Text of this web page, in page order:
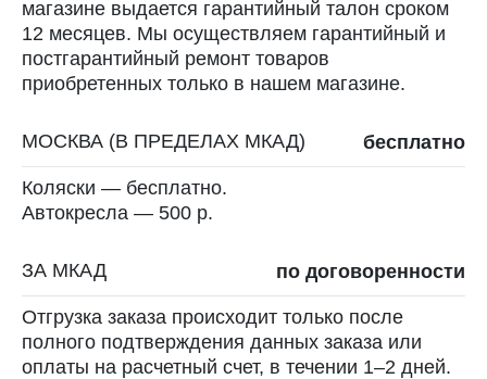
магазине выдается гарантийный талон сроком
12 месяцев. Мы осуществляем гарантийный и
постгарантийный ремонт товаров
приобретенных только в нашем магазине.
МОСКВА (В ПРЕДЕЛАХ МКАД) бесплатно
Коляски — бесплатно.
Автокресла — 500 р.
ЗА МКАД по договоренности
Отгрузка заказа происходит только после
полного подтверждения данных заказа или
оплаты на расчетный счет, в течении 1–2 дней.